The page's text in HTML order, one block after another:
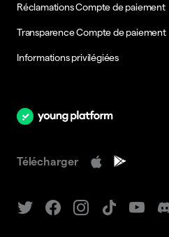
Réclamations Compte de paiement
Transparence Compte de paiement
Informations privilégiées
Télécharger